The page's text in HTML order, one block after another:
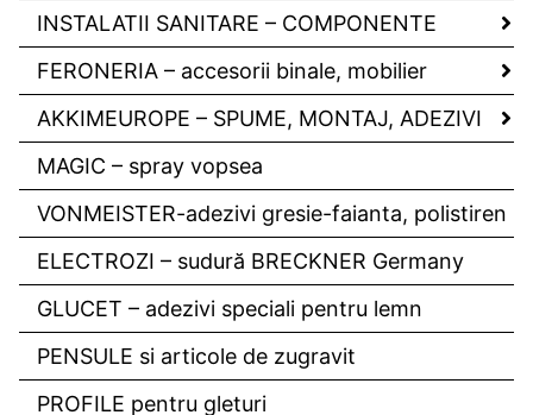
INSTALATII SANITARE – COMPONENTE
FERONERIA – accesorii binale, mobilier
AKKIMEUROPE – SPUME, MONTAJ, ADEZIVI
MAGIC – spray vopsea
VONMEISTER-adezivi gresie-faianta, polistiren
ELECTROZI – sudură BRECKNER Germany
GLUCET – adezivi speciali pentru lemn
PENSULE si articole de zugravit
PROFILE pentru gleturi